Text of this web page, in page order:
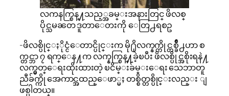
လကနက္စြန္႔သည့္အခမ္းအနားတြင္ ဖိလစ္
ပိုင္သမၼတ ဒူတာေတးကို ေတြ႕ရစဥ
-ဖိလစ္ပိုင္ႏိုင္ငံေတာင္ပိုင္းက မို႐ိုလက္နက္ကိုင္တစ္ခ်ိဳ႕ဟာ စ
က္တင္ဘာ ၇ ရက္ေန႔က လက္နက္စြန္႔ခဲ့ၿပီး ဖိလစ္ပိုင္အစိုးရနဲ႔
လက္မွတ္ေရးထိုးထားတဲ့ ၿငိမ္းခ်မ္းေရး သေဘာတူ
ညီခ်က္ကို အေကာင္အထည္ေဖာ္မႈ တစ္စိတ္တစ္ပိုင္းလည္း ျ
ဖစ္ပါတယ္။